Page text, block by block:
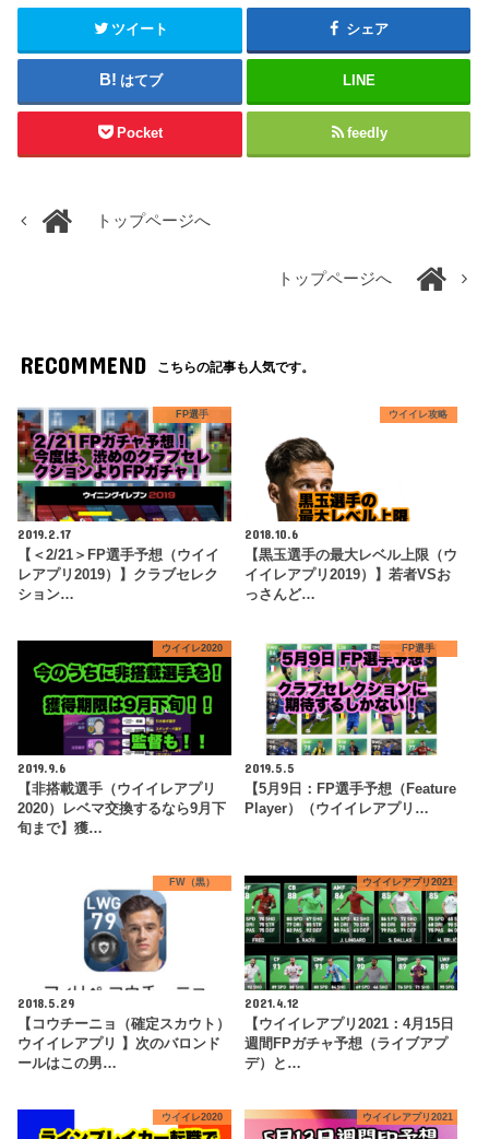
ツイート シェア
はてブ LINE
Pocket feedly
トップページへ
トップページへ
RECOMMEND こちらの記事も人気です。
FP選手
2019.2.17
【＜2/21＞FP選手予想（ウイイ
レアプリ2019）】クラブセレク
ション…
ウイイレ攻略
2018.10.6
【黒玉選手の最大レベル上限（ウ
イイレアプリ2019）】若者VSお
っさんど…
ウイイレ2020
2019.9.6
【非搭載選手（ウイイレアプリ
2020）レベマ交換するなら9月下
旬まで】獲…
FP選手
2019.5.5
【5月9日：FP選手予想（Feature
Player）（ウイイレアプリ…
FW（黒）
2018.5.29
【コウチーニョ（確定スカウト）
ウイイレアプリ 】次のバロンド
ールはこの男…
ウイイレアプリ2021
2021.4.12
【ウイイレアプリ2021：4月15日
週間FPガチャ予想（ライブアプ
デ）と…
ウイイレ2020 ウイイレアプリ2021